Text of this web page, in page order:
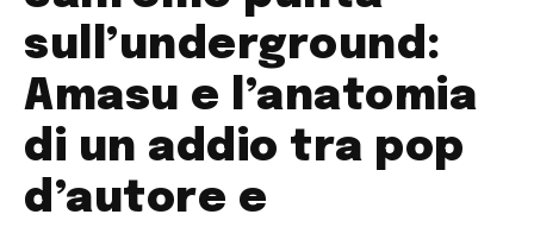
sull’underground:
Amasu e l’anatomia
di un addio tra pop
d’autore e